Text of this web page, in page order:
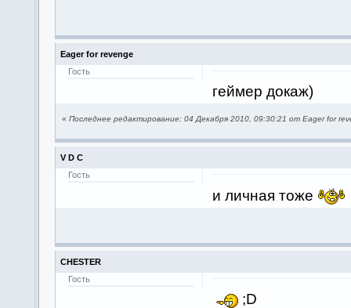
Eager for revenge
Гость
геймер докаж)
« Последнее редактирование: 04 Декабря 2010, 09:30:21 от Eager for
V D C
Гость
и личная тоже
CHESTER
Гость
;D